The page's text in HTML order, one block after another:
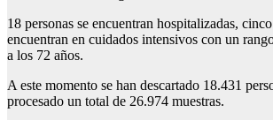
18 personas se encuentran hospitalizadas,
encuentran en cuidados intensivos con un
a los 72 años.
A este momento se han descartado 18.431
procesado un total de 26.974 muestras.